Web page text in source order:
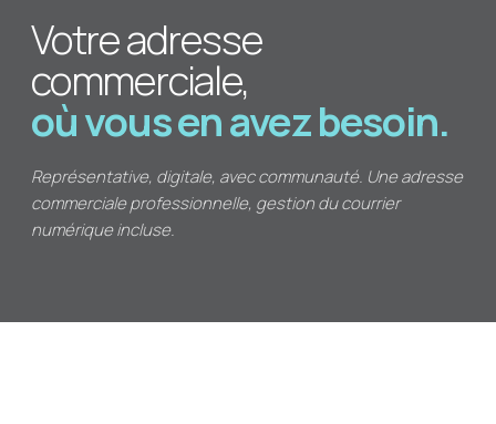
Votre adresse
commerciale,
où vous en avez besoin.
Représentative, digitale, avec communauté. Une adresse
commerciale professionnelle, gestion du courrier
numérique incluse.